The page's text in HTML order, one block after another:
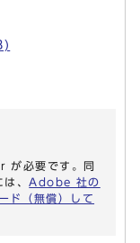
が必要です。同
、 Adobe 社の
ド（無償）して